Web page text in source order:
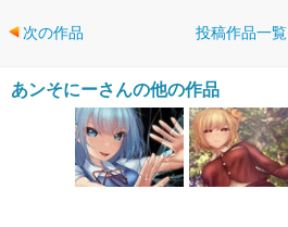
次の作品 投稿作品一覧
あンそにーさんの他の作品